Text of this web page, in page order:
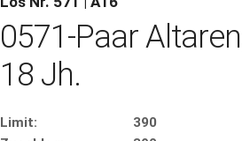
0571-Paar
18 Jh.
Limit:
390